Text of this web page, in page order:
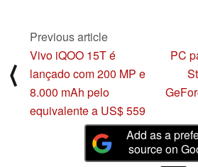
⟨
Previous article
Vivo iQOO 15T é
lançado com 200 MP e
8.000 mAh pelo
equivalente a US$ 559
PC
Add as a
source on